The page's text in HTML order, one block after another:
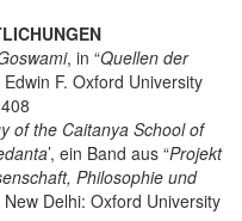
, in “Quellen der
Edwin F. Oxford University
of the Caitanya School of
’, ein Band aus “Projekt
Philosophie und
Delhi: Oxford University